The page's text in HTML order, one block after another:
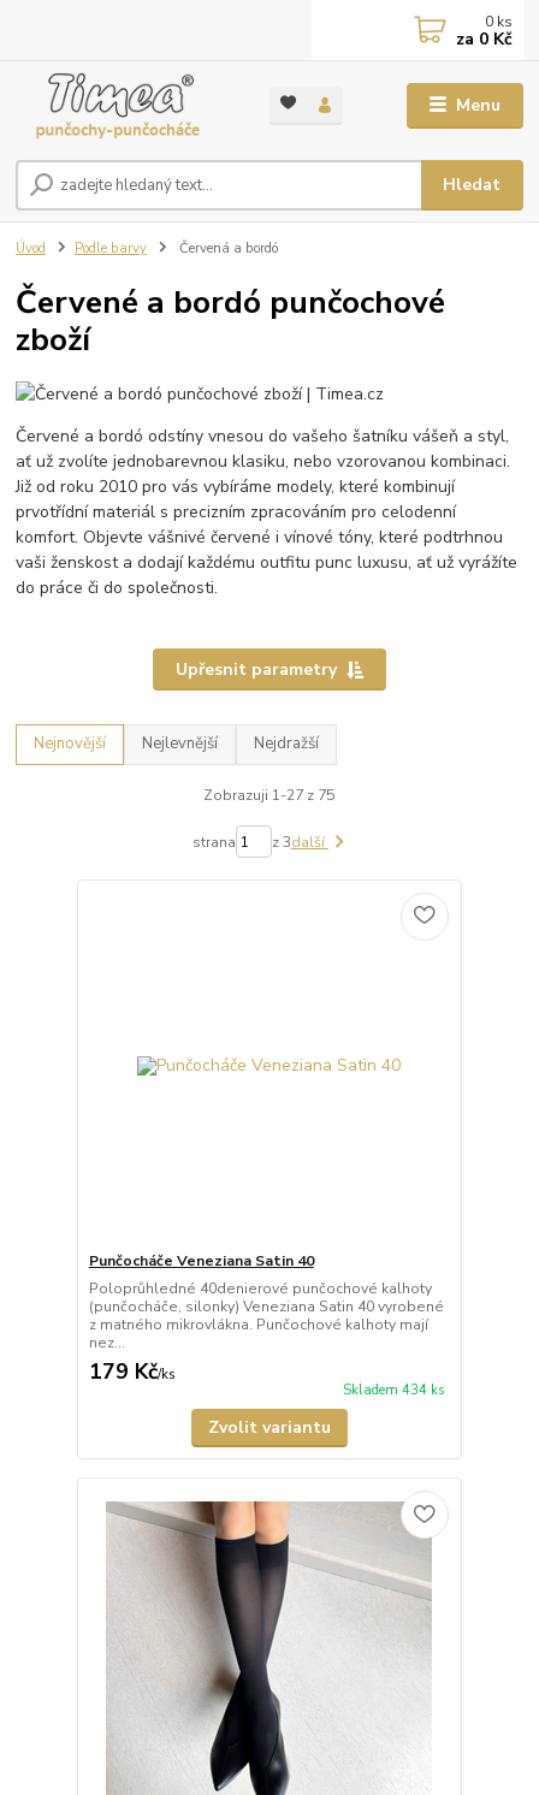
Menu
Hledat
0 ks
za 0 Kč
Úvod Podle barvy Červená a bordó
Červené a bordó punčochové
zboží
Červené a bordó odstíny vnesou do vašeho šatníku vášeň a styl,
ať už zvolíte jednobarevnou klasiku, nebo vzorovanou kombinaci.
Již od roku 2010 pro vás vybíráme modely, které kombinují
prvotřídní materiál s precizním zpracováním pro celodenní
komfort. Objevte vášnivé červené i vínové tóny, které podtrhnou
vaši ženskost a dodají každému outfitu punc luxusu, ať už vyrážíte
do práce či do společnosti.
Upřesnit parametry
Nejnovější Nejlevnější Nejdražší
Zobrazuji 1-27 z 75
strana z 3další
Punčocháče Veneziana Satin 40
Poloprůhledné 40denierové punčochové kalhoty
(punčocháče, silonky) Veneziana Satin 40 vyrobené
z matného mikrovlákna. Punčochové kalhoty mají
nez...
179 Kč/ks
Skladem 434 ks
Zvolit variantu